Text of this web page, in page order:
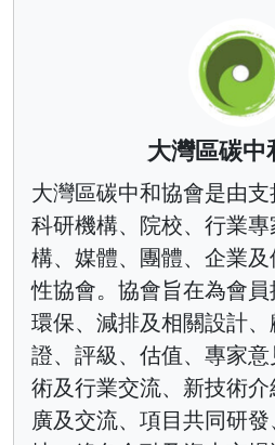
大灣區碳中
大灣區碳中和協會是由
科研機構、院校、行業
構、媒體、團體、企業
性協會。協會旨在為會
環保、減排及相關設計
證、評級、估值、專家
術及行業交流、新技術
廣及交流、項目共同研